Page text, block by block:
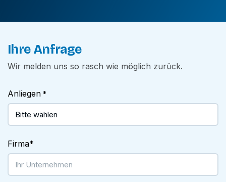
Ihre Anfrage
Wir melden uns so rasch wie möglich zurück.
Anliegen *
Firma*